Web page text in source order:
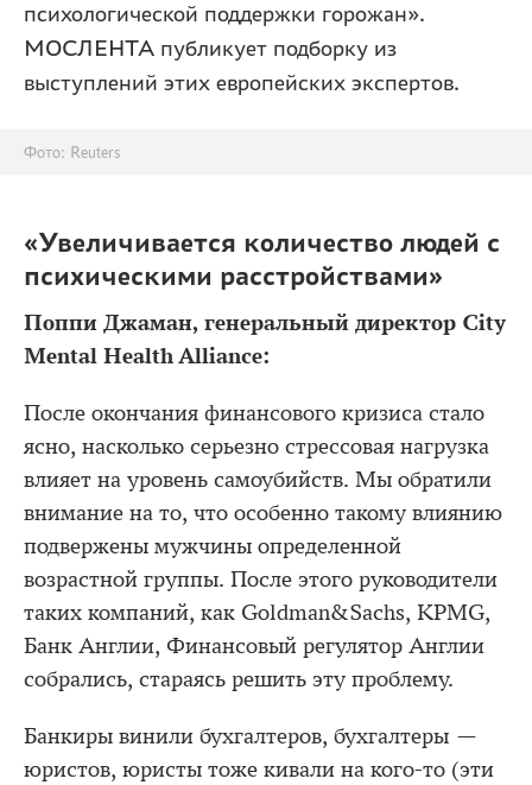
психологической поддержки горожан».
МОСЛЕНТА публикует подборку из
выступлений этих европейских экспертов.
Фото: Reuters
«Увеличивается количество людей с
психическими расстройствами»
Поппи Джаман, генеральный директор City
Mental Health Alliance:
После окончания финансового кризиса стало
ясно, насколько серьезно стрессовая нагрузка
влияет на уровень самоубийств. Мы обратили
внимание на то, что особенно такому влиянию
подвержены мужчины определенной
возрастной группы. После этого руководители
таких компаний, как Goldman&Sachs, KPMG,
Банк Англии, Финансовый регулятор Англии
собрались, стараясь решить эту проблему.
Банкиры винили бухгалтеров, бухгалтеры —
юристов, юристы тоже кивали на кого-то (эти